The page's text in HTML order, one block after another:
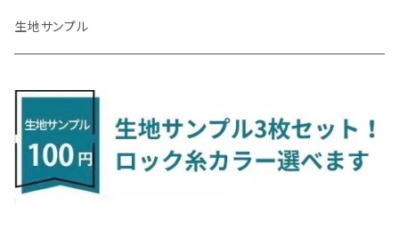
H23/10～R3/3 260系
アルファード/ヴェルファイアＨＶ
H27/1～R5/6 30系
R5/6～ 40系
H24/4～29/10 20系
ヴィッツ
H22/12～R2/3 130系
ヴォクシー
H27/9～R3/10 URJ201W
ＮＸ
R3/11～ 20系
H26/10～
ＲＸ
H27/10～R4/7 20系5人乗
ＵＸ
H24/6～ E26 5・6人乗
H14/10～R2/3 Z11・Z12
キックス
R2/6~R8/6 15系(e-POWER)
R8/6～ 16系
H11/6～H16/10 Y34
サクラ
R4/5～ B6AW
シーマ
H26/9～ S500系
H28/12～R1/7 LA600/610
ジャスティ
H23/5～ LA100系
ソルテラ
R4/5~ XEAM10X・YEAM15X
ディアスワゴン
R2/10～ DREJ3P
アクセラ/アクセラ・スポーツ
H24/11～R1/8 GJ系
キャロル
H27/1～ HB36/37/97S
キャロルエコ
R2/6～ LA900/910S
タント
R1/7～ LA650/660
H28/11～ M900系
ハイゼット・キャディー
H28/6～R3/9 LA700V
ハイゼット・カーゴ
H17/5～H27/10 TA/TD系
エブリィ
H13/9～ DA系
クロスビー(XBEE)
H29/12～R7/10 MN71S
ジムニー
H31/3～ ｅｋクロス
R4/6～ B5AW
アイミーブ
H24/10～R2/12 GF系
アウトランダーＰＨＥＶ
H25/1～ GG/GN系 5人乗
エクリプスクロス/エクリプスクロスPHEV
H26/12～R2/2 JF1/2
NBOXジョイ
H24/11～R2/3 JG1・JG2
R2/11～ JG3・JG4
N-ONE e:
R7/9~ JG5
N-VAN
R3/6～ CDD系
H16/4～28/1 １T系 トゥラン
H23/2～ 7N系
Tクロス
R2/7～ A1D系
ティグアン
H20/9～H29/1 5NC系
トゥアレグ
H26/7～R4/2
ＣＬＡクラス
H27/6～R1/8
ＣＬＳクラス
H30/6～
Ｅクラス
ラグマットセカンド（L）
ラグマットミニ（S）
生地サンプル